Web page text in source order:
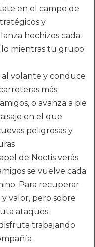
en el campo de
y
hechizos cada
mientras tu grupo
al volante y conduce
más
o avanza a pie
en el que
peligrosas y
de Noctis verás
se vuelve cada
Para recuperar
valor, pero sobre
ataques
trabajando